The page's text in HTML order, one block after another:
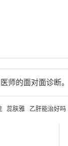
师的面对面诊断
蕊肤雅 乙肝能治好吗